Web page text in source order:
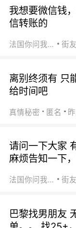
我想要微信钱
信转账的
法国你问我答
离别终须有 只
给时间吧
真情秘密 匿名
请问一下大家
麻烦告知一下
法国你问我答
巴黎找男朋友